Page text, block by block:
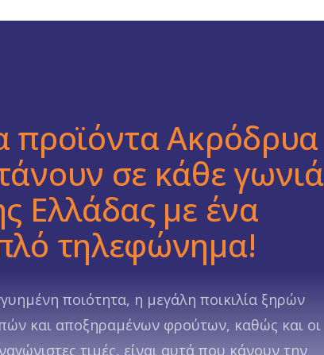
προϊόντα Ακρόδρυα
σε κάθε γωνιά
Ελλάδας με ένα
τηλεφώνημα!
ποιότητα, η μεγάλη ποικιλία ξηρών
και αποξηραμένων φρούτων, καθώς και οι
τιμές, είναι αυτά που κάνουν την